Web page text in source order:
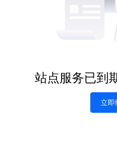
站点服务已到
立即